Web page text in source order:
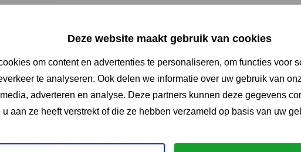
Deze website maakt gebruik van cookies
om content en advertenties te personaliseren, om functies voor
te analyseren. Ook delen we informatie over uw gebruik van
adverteren en analyse. Deze partners kunnen deze gegevens
u aan ze heeft verstrekt of die ze hebben verzameld op basis van uw
Nico won brons
Spelen